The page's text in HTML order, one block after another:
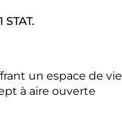
1 STAT.
un espace de vie
à aire ouverte